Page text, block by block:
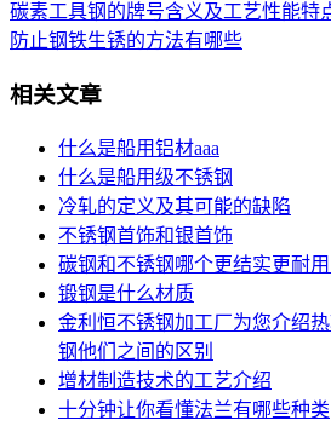
碳素工具钢的牌号含义及工艺性能特
防止钢铁生锈的方法有哪些
相关文章
什么是船用铝材aaa
什么是船用级不锈钢
冷轧的定义及其可能的缺陷
不锈钢首饰和银首饰
碳钢和不锈钢哪个更结实更耐
锻钢是什么材质
金利恒不锈钢加工厂为您介绍
钢他们之间的区别
增材制造技术的工艺介绍
十分钟让你看懂法兰有哪些种类